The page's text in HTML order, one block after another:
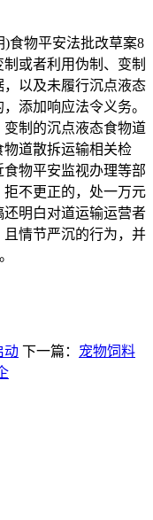
物平安法批改草案8
或者利用伪制、变制
以及未履行沉点液态
添加响应法令义务。
制的沉点液态食物道
道散拆运输相关检
物平安监视办理等部
不更正的，处一万元
明白对道运输运营者
情节严沉的行为，并
动 下一篇： 宠物饲料